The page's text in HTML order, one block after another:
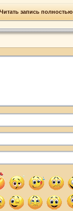
Читать запись полностью